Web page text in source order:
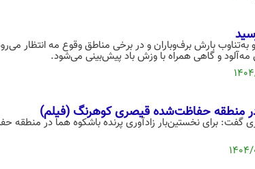
بارش برف‌وباران و در برخی مناطق وقوع مه انتظار
و گاهی همراه با وزش باد پیش‌بینی می‌شود.
منطقه حفاظت‌شده قیصری کوهرنگ (فیلم)
برای نخستین‌بار زادآوری پرنده باشکوه هما در منطقه